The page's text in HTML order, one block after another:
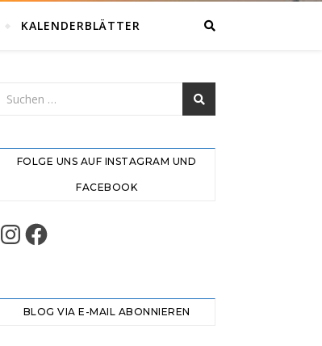
KALENDERBLÄTTER
FOLGE UNS AUF INSTAGRAM UND
FACEBOOK
Instagram
Facebook
BLOG VIA E-MAIL ABONNIEREN